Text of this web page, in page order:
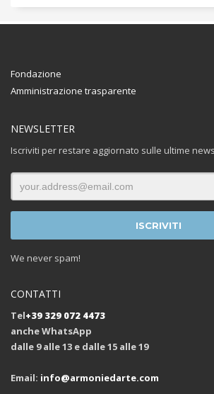
Fondazione
Amministrazione trasparente
NEWSLETTER
Iscriviti per restare aggiornato sulle ultime
We never spam!
CONTATTI
Tel+39 329 072 4473
anche WhatsApp
dalle 9 alle 13 e dalle 15 alle 19
Email: info@armoniedarte.com